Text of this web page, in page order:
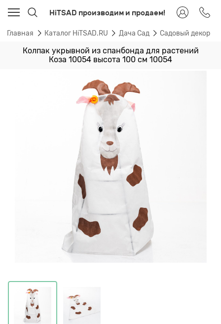
HiTSAD производим и продаем!
Главная Каталог HiTSAD.RU Дача Сад Садовый декор
Колпак укрывной из спанбонда для растений
Коза 10054 высота 100 см 10054